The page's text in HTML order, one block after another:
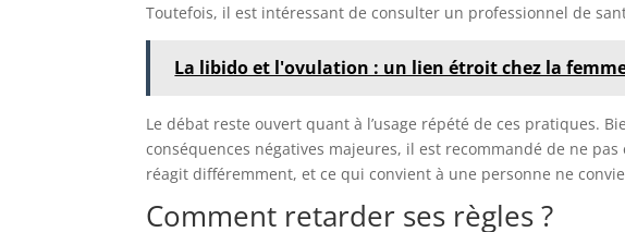
Toutefois, il est intéressant de consulter un professionnel de
La libido et l'ovulation : un lien étroit chez la
Le débat reste ouvert quant à l’usage répété de ces pratiques.
conséquences négatives majeures, il est recommandé de ne
réagit différemment, et ce qui convient à une personne ne
Comment retarder ses règles ?